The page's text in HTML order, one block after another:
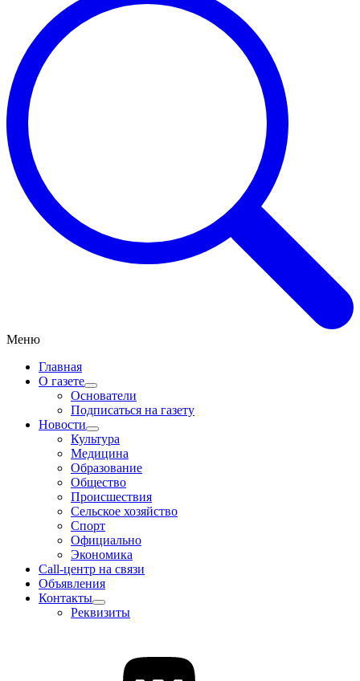
Меню
Главная
О газете
Основатели
Подписаться на газету
Новости
Культура
Медицина
Образование
Общество
Происшествия
Сельское хозяйство
Спорт
Официально
Экономика
Call-центр на связи
Объявления
Контакты
Реквизиты